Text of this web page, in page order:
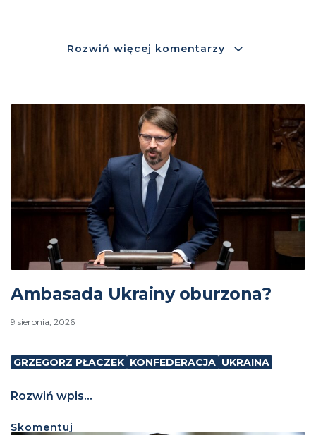
Rozwiń więcej komentarzy
Ambasada Ukrainy oburzona?
9 sierpnia, 2026
GRZEGORZ PŁACZEK KONFEDERACJA UKRAINA
Rozwiń wpis...
Skomentuj